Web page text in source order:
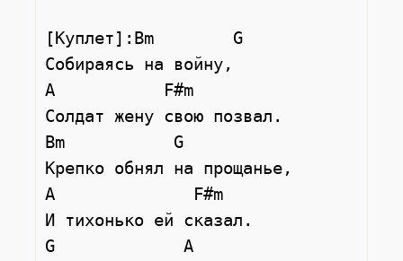
[Куплет]:Bm        G
Собираясь на войну,
A           F#m
Солдат жену свою позвал.
Bm           G
Крепко обнял на прощанье,
A              F#m
И тихонько ей сказал.
G             A